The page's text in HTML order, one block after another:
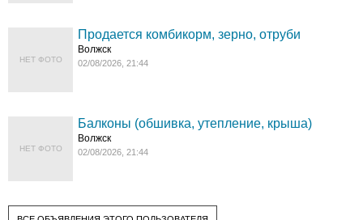
НЕТ ФОТО
Продается комбикорм, зерно, отруби
Волжск
02/08/2026, 21:44
НЕТ ФОТО
Балконы (обшивка, утепление, крыша)
Волжск
02/08/2026, 21:44